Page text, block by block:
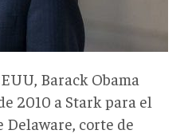
Barack Obama
2010 a Stark para el
corte de